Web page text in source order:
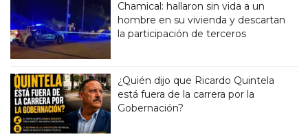
Chamical: hallaron sin vida a un
hombre en su vivienda y descartan
la participación de terceros
¿Quién dijo que Ricardo Quintela
está fuera de la carrera por la
Gobernación?